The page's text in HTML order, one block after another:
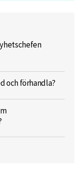
och förhandla?